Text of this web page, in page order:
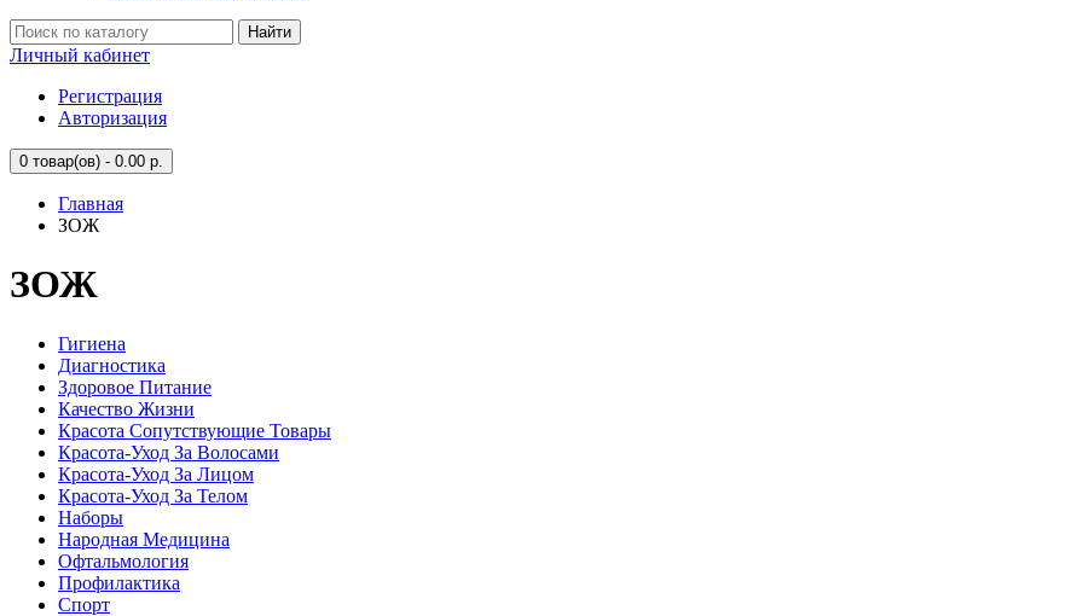
Найти
Личный кабинет
Регистрация
Авторизация
0 товар(ов) - 0.00 р.
Главная
ЗОЖ
ЗОЖ
Гигиена
Диагностика
Здоровое Питание
Качество Жизни
Красота Сопутствующие Товары
Красота-Уход За Волосами
Красота-Уход За Лицом
Красота-Уход За Телом
Наборы
Народная Медицина
Офтальмология
Профилактика
Спорт